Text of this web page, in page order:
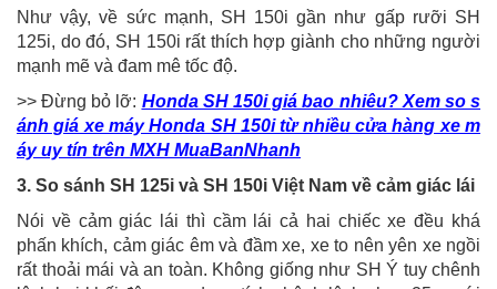
Như vậy, về sức mạnh, SH 150i gần như gấp rưỡi SH
125i, do đó, SH 150i rất thích hợp giành cho những người
mạnh mẽ và đam mê tốc độ.
>> Đừng bỏ lỡ: Honda SH 150i giá bao nhiêu? Xem so s
ánh giá xe máy Honda SH 150i từ nhiều cửa hàng xe m
áy uy tín trên MXH MuaBanNhanh
3. So sánh SH 125i và SH 150i Việt Nam về cảm giác lái
Nói về cảm giác lái thì cầm lái cả hai chiếc xe đều khá
phấn khích, cảm giác êm và đầm xe, xe to nên yên xe ngồi
rất thoải mái và an toàn. Không giống như SH Ý tuy chênh